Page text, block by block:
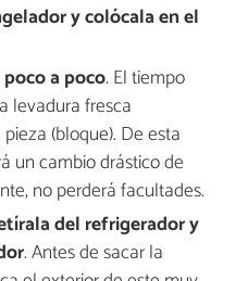
y colócala en el
a poco. El tiempo
levadura fresca
(bloque). De esta
un cambio drástico de
no perderá facultades.
del refrigerador y
. Antes de sacar la